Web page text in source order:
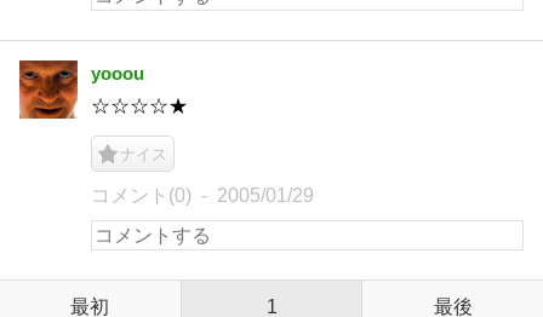
yooou
☆☆☆☆★
ナイス
コメント(0) 2005/01/29
最初 1 最後